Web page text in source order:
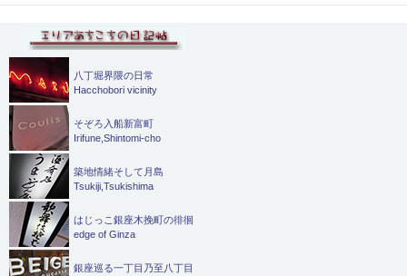
八丁堀界隈の日常
Hacchobori vicinity
そぞろ入船新富町
Irifune,Shintomi-cho
築地情緒そして月島
Tsukiji,Tsukishima
はじっこ銀座木挽町の徘徊
edge of Ginza
銀座巡る一丁目乃至八丁目